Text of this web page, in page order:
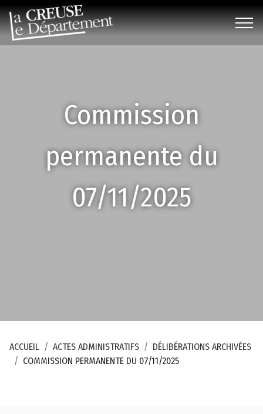
Commission
permanente du
07/11/2025
ACCUEIL ACTES ADMINISTRATIFS
DÉLIBÉRATIONS ARCHIVÉES
COMMISSION PERMANENTE DU 07/11/2025